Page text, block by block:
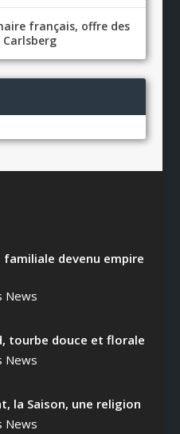
français, offre des
Carlsberg
devenu empire
News
tourbe douce et florale
News
la Saison, une religion
News